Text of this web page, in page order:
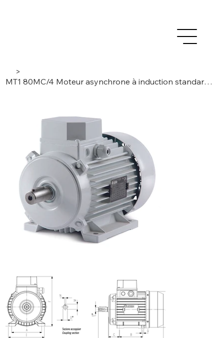
>
MT1 80MC/4 Moteur asynchrone à induction standard 1,1kW - 3 phases / 4 pôles